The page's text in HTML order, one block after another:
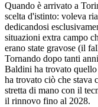
Quando è arrivato a
scelta d'istinto: voleva
dedicandosi
situazioni extra campo
erano state gravose (il
Tornando dopo tanti
Baldini ha trovato quello
ha trovato ciò che stava
stretta di mano con il
il rinnovo fino al 2028.